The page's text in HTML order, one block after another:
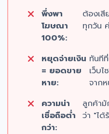
พึ่งพา
โฆษณา
100%:
ต้องเ
ทุกวัน
หยุดจ่ายเงิน
= ยอดขาย
หาย:
ทันที
เว็บ
จาก
ความน่า
เชื่อถือต่ำ
กว่า:
ลูกค้ามั
ว่า "ไ